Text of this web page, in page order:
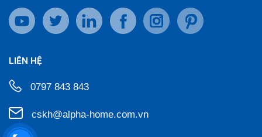
LIÊN HỆ
0797 843 843
cskh@alpha-home.com.vn